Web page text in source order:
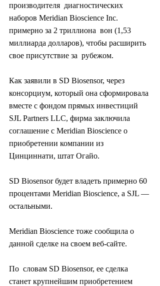
производителя  диагностических
наборов Meridian Bioscience Inc.
примерно за 2 триллиона  вон (1,53
миллиарда долларов), чтобы расширить
свое присутствие за  рубежом.
Как заявили в SD Biosensor, через
консорциум, который она сформировала
вместе с фондом прямых инвестиций
SJL Partners LLC, фирма заключила
соглашение с Meridian Bioscience о
приобретении компании из
Цинциннати, штат Огайо.
SD Biosensor будет владеть примерно 60
процентами Meridian Bioscience, а SJL —
остальными.
Meridian Bioscience тоже сообщила о
данной сделке на своем веб-сайте.
По  словам SD Biosensor, ее сделка
станет крупнейшим приобретением